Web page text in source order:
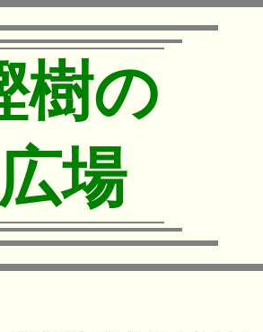
樹の
広場